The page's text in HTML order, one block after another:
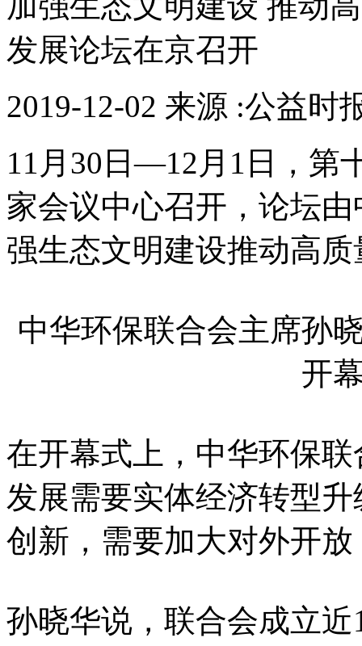
发展论坛在京召开
2019-12-02 来源 :公益时
11月30日—12月1日，第
家会议中心召开，论坛
强生态文明建设推动高质
中华环保联合会主席孙
开
在开幕式上，中华环保
发展需要实体经济转型
创新，需要加大对外开
孙晓华说，联合会成立